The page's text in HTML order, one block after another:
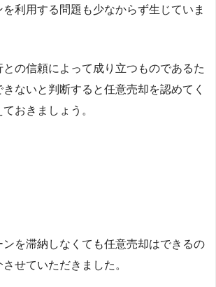
利用する問題も少なからず生じていま
の信頼によって成り立つものであるた
ないと判断すると任意売却を認めてく
おきましょう。
を滞納しなくても任意売却はできるの
せていただきました。